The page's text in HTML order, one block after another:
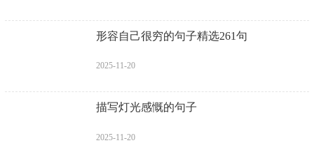
形容自己很穷的句子精选261句
2025-11-20
描写灯光感慨的句子
2025-11-20